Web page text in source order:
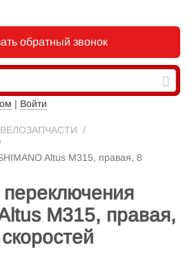
обратный звонок
| Войти
ВЕЛОЗАПЧАСТИ /
Altus M315, правая, 8
переключения
M315, правая,